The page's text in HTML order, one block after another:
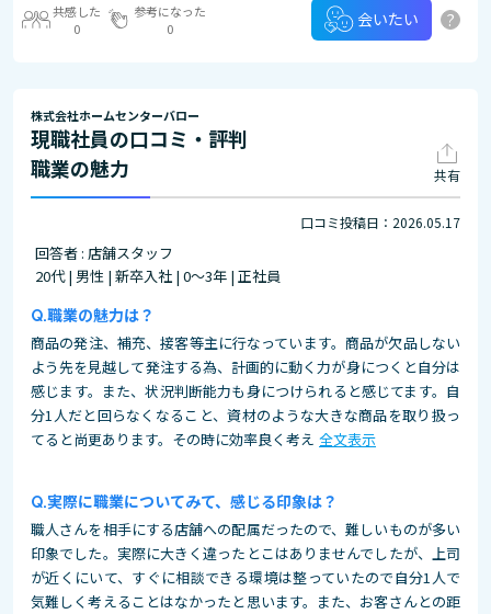
共感した
0
参考になった
0
会いたい ?
株式会社ホームセンターバロー
現職社員の口コミ・評判
職業の魅力
共有
口コミ投稿日：2026.05.17
回答者 : 店舗スタッフ
20代 | 男性 | 新卒入社 | 0～3年 | 正社員
職業の魅力は？
商品の発注、補充、接客等主に行なっています。商品が欠品しない
よう先を見越して発注する為、計画的に動く力が身につくと自分は
感じます。また、状況判断能力も身につけられると感じてます。自
分1人だと回らなくなること、資材のような大きな商品を取り扱っ
てると尚更あります。その時に効率良く考え 全文表示
実際に職業についてみて、感じる印象は？
職人さんを相手にする店舗への配属だったので、難しいものが多い
印象でした。実際に大きく違ったとこはありませんでしたが、上司
が近くにいて、すぐに相談できる環境は整っていたので自分1人で
気難しく考えることはなかったと思います。また、お客さんとの距